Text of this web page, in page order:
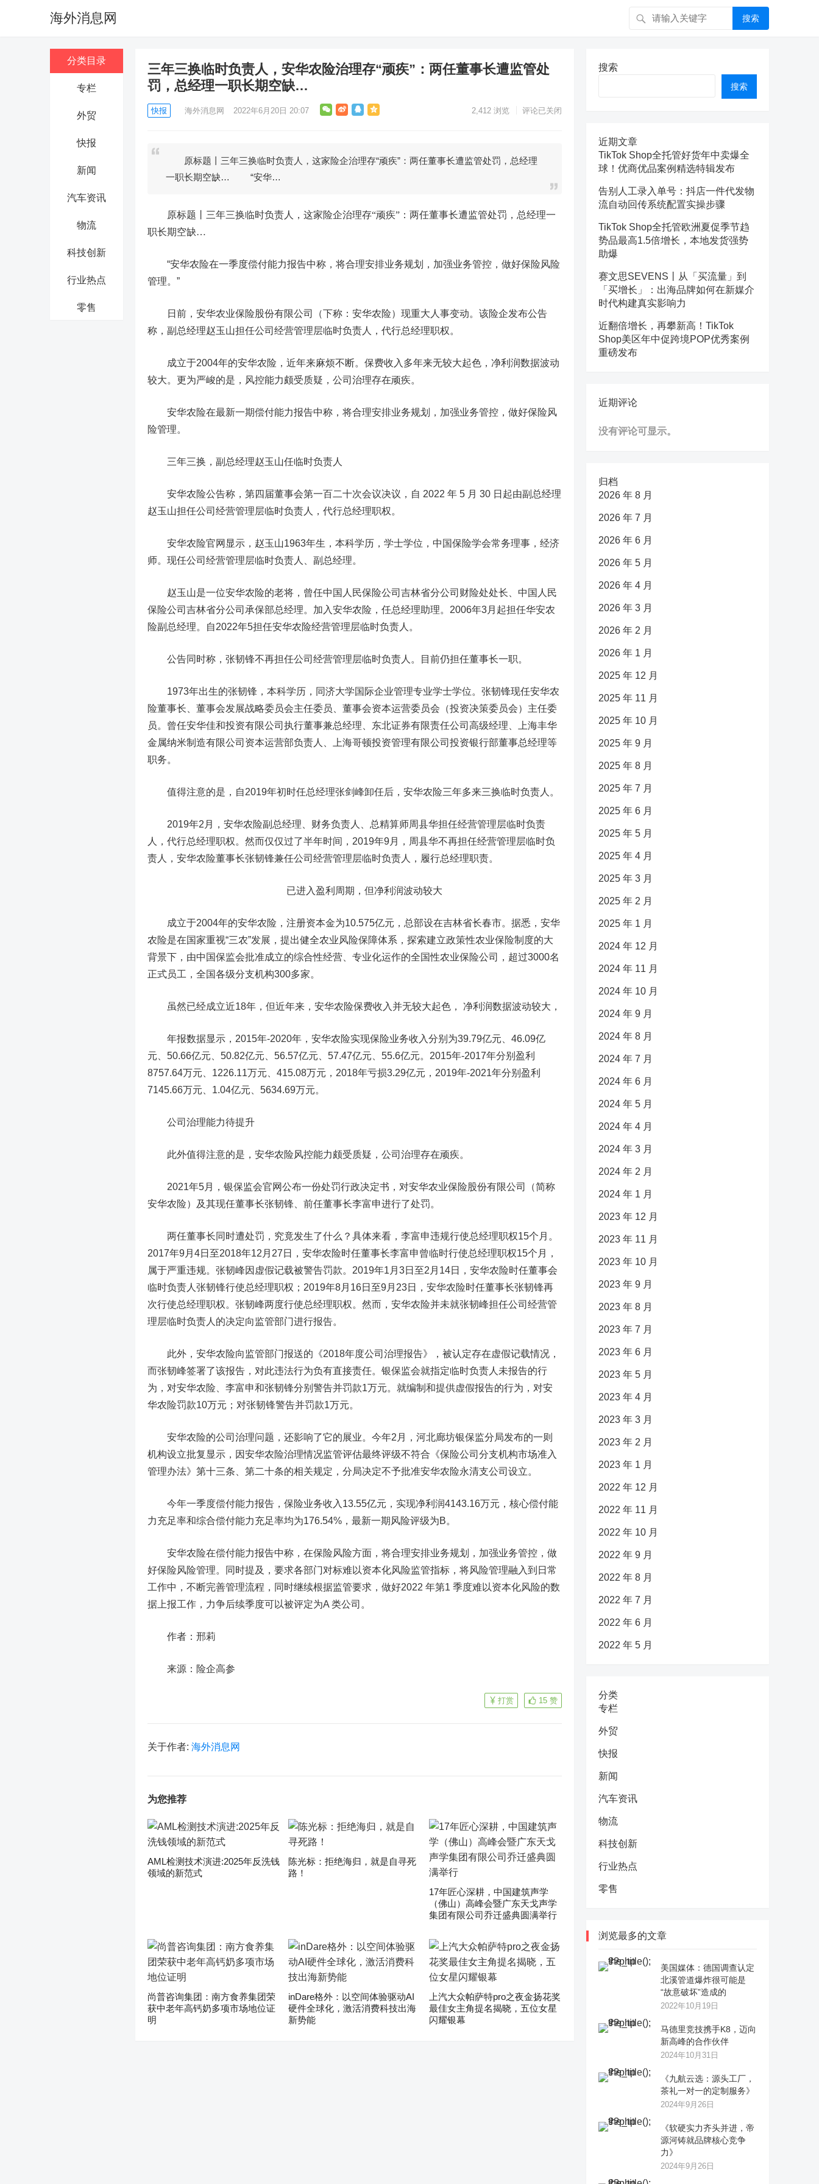
海外消息网 搜索
分类目录
专栏
外贸
快报
新闻
汽车资讯
物流
科技创新
行业热点
零售
三年三换临时负责人，安华农险治理存“顽疾”：两任董事长遭监管处
罚，总经理一职长期空缺…
快报 海外消息网 2022年6月20日 20:07 2,412 浏览 评论已关闭
原标题丨三年三换临时负责人，这家险企治理存“顽疾”：两任董事长遭监管处罚，总经理
一职长期空缺… “安华…
原标题丨三年三换临时负责人，这家险企治理存“顽疾”：两任董事长遭监管处罚，总经理一
职长期空缺…
“安华农险在一季度偿付能力报告中称，将合理安排业务规划，加强业务管控，做好保险风险
管理。 ”
日前，安华农业保险股份有限公司（下称：安华农险）现重大人事变动。该险企发布公告
称，副总经理赵玉山担任公司经营管理层临时负责人，代行总经理职权。
成立于2004年的安华农险，近年来麻烦不断。保费收入多年来无较大起色，净利润数据波动
较大。 更为严峻的是， 风控能力颇受质疑，公司治理存在顽疾。
安华农险在最新一期偿付能力报告中称，将合理安排业务规划，加强业务管控，做好保险风
险管理。
三年三换， 副总经理赵玉山任临时负责人
安华农险公告称，第四届董事会第一百二十次会议决议，自 2022 年 5 月 30 日起由副总经理
赵玉山担任公司经营管理层临时负责人，代行总经理职权。
安华农险官网显示，赵玉山1963年生，本科学历，学士学位，中国保险学会常务理事，经济
师。现任公司经营管理层临时负责人、副总经理。
赵玉山是一位安华农险的老将，曾任中国人民保险公司吉林省分公司财险处处长、中国人民
保险公司吉林省分公司承保部总经理。加入安华农险，任总经理助理。2006年3月起担任华安农
险副总经理。自2022年5担任安华农险经营管理层临时负责人。
公告同时称，张韧锋不再担任公司经营管理层临时负责人。目前仍担任董事长一职。
1973年出生的张韧锋，本科学历，同济大学国际企业管理专业学士学位。张韧锋现任安华农
险董事长、董事会发展战略委员会主任委员、董事会资本运营委员会（投资决策委员会）主任委
员。曾任安华佳和投资有限公司执行董事兼总经理、 东北证券有限责任公司高级经理、上海丰华
金属纳米制造有限公司资本运营部负责人、上海哥顿投资管理有限公司投资银行部董事总经理等
职务。
值得注意的是，自2019年初时任总经理张剑峰卸任后，安华农险三年多来三换临时负责人。
2019年2月，安华农险副总经理、财务负责人、总精算师周县华担任经营管理层临时负责
人，代行总经理职权。然而仅仅过了半年时间，2019年9月，周县华不再担任经营管理层临时负
责人，安华农险董事长张韧锋兼任公司经营管理层临时负责人，履行总经理职责。
已进入盈利周期， 但净利润波动较大
成立于2004年的安华农险，注册资本金为10.575亿元，总部设在吉林省长春市。据悉，安华
农险是在国家重视“三农”发展，提出健全农业风险保障体系，探索建立政策性农业保险制度的大
背景下，由中国保监会批准成立的综合性经营、专业化运作的全国性农业保险公司，超过3000名
正式员工，全国各级分支机构300多家。
虽然已经成立近18年，但近年来，安华农险保费收入并无较大起色， 净利润数据波动较大，
年报数据显示，2015年-2020年，安华农险实现保险业务收入分别为39.79亿元、46.09亿
元、50.66亿元、50.82亿元、56.57亿元、57.47亿元、55.6亿元。2015年-2017年分别盈利
8757.64万元、1226.11万元、415.08万元，2018年亏损3.29亿元，2019年-2021年分别盈利
7145.66万元、1.04亿元、5634.69万元。
公司治理能力待提升
此外值得注意的是，安华农险风控能力颇受质疑，公司治理存在顽疾。
2021年5月，银保监会官网公布一份处罚行政决定书，对安华农业保险股份有限公司（简称
安华农险）及其现任董事长张韧锋、前任董事长李富申进行了处罚。
两任董事长同时遭处罚，究竟发生了什么？具体来看，李富申违规行使总经理职权15个月。
2017年9月4日至2018年12月27日，安华农险时任董事长李富申曾临时行使总经理职权15个月，
属于严重违规。张韧峰因虚假记载被警告罚款。2019年1月3日至2月14日，安华农险时任董事会
临时负责人张韧锋行使总经理职权；2019年8月16日至9月23日，安华农险时任董事长张韧锋再
次行使总经理职权。张韧峰两度行使总经理职权。然而，安华农险并未就张韧峰担任公司经营管
理层临时负责人的决定向监管部门进行报告。
此外，安华农险向监管部门报送的《2018年度公司治理报告》，被认定存在虚假记载情况，
而张韧峰签署了该报告，对此违法行为负有直接责任。银保监会就指定临时负责人未报告的行
为，对安华农险、李富申和张韧锋分别警告并罚款1万元。就编制和提供虚假报告的行为，对安
华农险罚款10万元；对张韧锋警告并罚款1万元。
安华农险的公司治理问题，还影响了它的展业。今年2月，河北廊坊银保监分局发布的一则
机构设立批复显示，因安华农险治理情况监管评估最终评级不符合《保险公司分支机构市场准入
管理办法》第十三条、第二十条的相关规定，分局决定不予批准安华农险永清支公司设立。
今年一季度偿付能力报告，保险业务收入13.55亿元，实现净利润4143.16万元，核心偿付能
力充足率和综合偿付能力充足率均为176.54%，最新一期风险评级为B。
安华农险在偿付能力报告中称，在保险风险方面，将合理安排业务规划，加强业务管控，做
好保险风险管理。同时提及，要求各部门对标难以资本化风险监管指标，将风险管理融入到日常
工作中，不断完善管理流程，同时继续根据监管要求，做好2022 年第1 季度难以资本化风险的数
据上报工作，力争后续季度可以被评定为A 类公司。
作者：邢莉
来源：险企高参
15 赞
打赏
关于作者: 海外消息网
为您推荐
AML检测技术演进:2025年反洗钱
领域的新范式
陈光标：拒绝海归，就是自寻死
路！
17年匠心深耕，中国建筑声学
（佛山）高峰会暨广东天戈声学
集团有限公司乔迁盛典圆满举行
尚普咨询集团：南方食养集团荣
获中老年高钙奶多项市场地位证
明
inDare格外：以空间体验驱动AI
硬件全球化，激活消费科技出海
新势能
上汽大众帕萨特pro之夜金扬花奖
最佳女主角提名揭晓，五位女星
闪耀银幕
搜索
搜索
近期文章
TikTok Shop全托管好货年中卖爆全
球！优商优品案例精选特辑发布
告别人工录入单号：抖店一件代发物
流自动回传系统配置实操步骤
TikTok Shop全托管欧洲夏促季节趋
势品最高1.5倍增长，本地发货强势
助爆
赛文思SEVENS丨从「买流量」到
「买增长」：出海品牌如何在新媒介
时代构建真实影响力
近翻倍增长，再攀新高！TikTok
Shop美区年中促跨境POP优秀案例
重磅发布
近期评论
没有评论可显示。
归档
2026 年 8 月
2026 年 7 月
2026 年 6 月
2026 年 5 月
2026 年 4 月
2026 年 3 月
2026 年 2 月
2026 年 1 月
2025 年 12 月
2025 年 11 月
2025 年 10 月
2025 年 9 月
2025 年 8 月
2025 年 7 月
2025 年 6 月
2025 年 5 月
2025 年 4 月
2025 年 3 月
2025 年 2 月
2025 年 1 月
2024 年 12 月
2024 年 11 月
2024 年 10 月
2024 年 9 月
2024 年 8 月
2024 年 7 月
2024 年 6 月
2024 年 5 月
2024 年 4 月
2024 年 3 月
2024 年 2 月
2024 年 1 月
2023 年 12 月
2023 年 11 月
2023 年 10 月
2023 年 9 月
2023 年 8 月
2023 年 7 月
2023 年 6 月
2023 年 5 月
2023 年 4 月
2023 年 3 月
2023 年 2 月
2023 年 1 月
2022 年 12 月
2022 年 11 月
2022 年 10 月
2022 年 9 月
2022 年 8 月
2022 年 7 月
2022 年 6 月
2022 年 5 月
分类
专栏
外贸
快报
新闻
汽车资讯
物流
科技创新
行业热点
零售
浏览最多的文章
美国媒体：德国调查认定
北溪管道爆炸很可能是
“故意破坏”造成的
2022年10月19日
马德里竞技携手K8，迈向
新高峰的合作伙伴
2024年10月31日
《九航云选：源头工厂，
茶礼一对一的定制服务》
2024年9月26日
《软硬实力齐头并进，帝
源河铸就品牌核心竞争
力》
2024年9月26日